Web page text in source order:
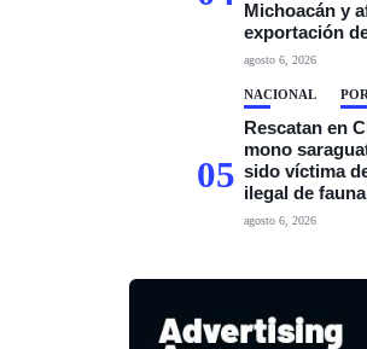
Michoacán y
exportación
agosto 6, 2026
05
NACIONAL
Rescatan en
mono
sido víctima
ilegal de fauna
agosto 6, 2026